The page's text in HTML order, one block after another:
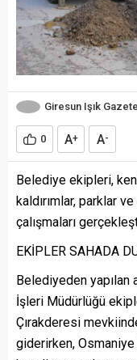
Giresun Işık
0 A+ A-
Belediye ekipleri,
kaldırımlar, parklar
çalışmaları
EKİPLER SAHADA
Belediyeden yapılan
İşleri Müdürlüğü
Çırakderesi
giderirken,